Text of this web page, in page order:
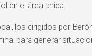
en el área chica.
los dirigidos por
para generar